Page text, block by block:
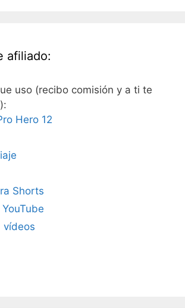
afiliado:
uso (recibo comisión y a ti te
Hero 12
Shorts
vídeos